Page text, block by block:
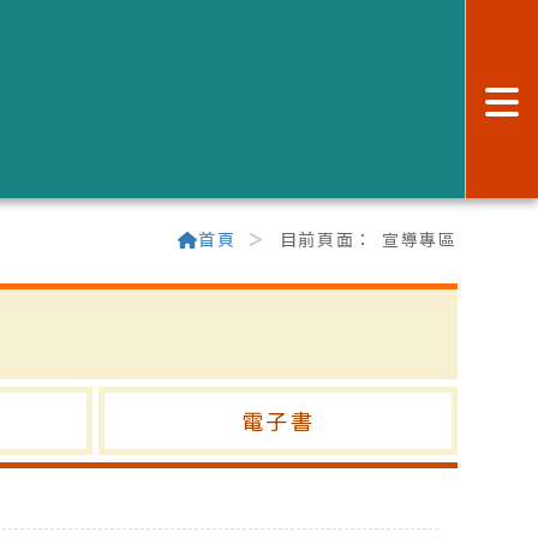
首頁 目前頁面： 宣導專區
電子書